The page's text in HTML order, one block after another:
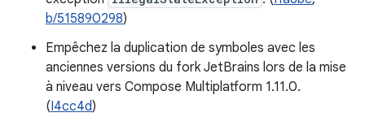
b/515890298)
Empêchez la duplication de symboles avec les
anciennes versions du fork JetBrains lors de la mise
à niveau vers Compose Multiplatform 1.11.0.
(I4cc4d)